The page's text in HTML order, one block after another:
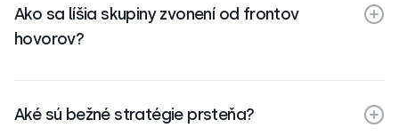
Ako sa líšia skupiny zvonení od frontov
hovorov?
Aké sú bežné stratégie prsteňa?